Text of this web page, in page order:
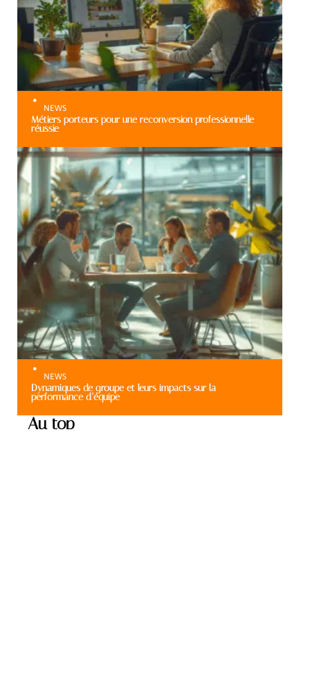
NEWS
Métiers porteurs pour une reconversion professionnelle
réussie
NEWS
Dynamiques de groupe et leurs impacts sur la
performance d’équipe
Au top